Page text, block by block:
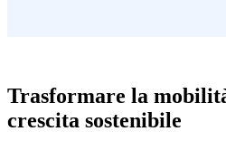
Trasformare la
crescita sostenibile